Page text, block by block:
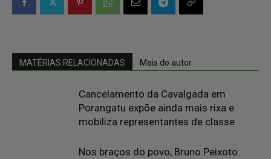
MATÉRIAS RELACIONADAS Mais do autor
Cancelamento da Cavalgada em
Porangatu expõe ainda mais rixa e
mobiliza representantes de classe
Nos braços do povo, Bruno Peixoto